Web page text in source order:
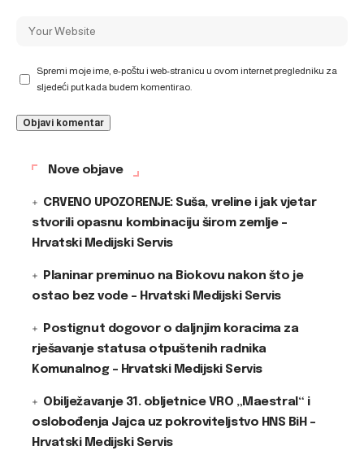
Spremi moje ime, e-poštu i web-stranicu u ovom internet pregledniku za
sljedeći put kada budem komentirao.
Nove objave
CRVENO UPOZORENJE: Suša, vreline i jak vjetar
stvorili opasnu kombinaciju širom zemlje –
Hrvatski Medijski Servis
Planinar preminuo na Biokovu nakon što je
ostao bez vode – Hrvatski Medijski Servis
Postignut dogovor o daljnjim koracima za
rješavanje statusa otpuštenih radnika
Komunalnog – Hrvatski Medijski Servis
Obilježavanje 31. obljetnice VRO „Maestral“ i
oslobođenja Jajca uz pokroviteljstvo HNS BiH –
Hrvatski Medijski Servis